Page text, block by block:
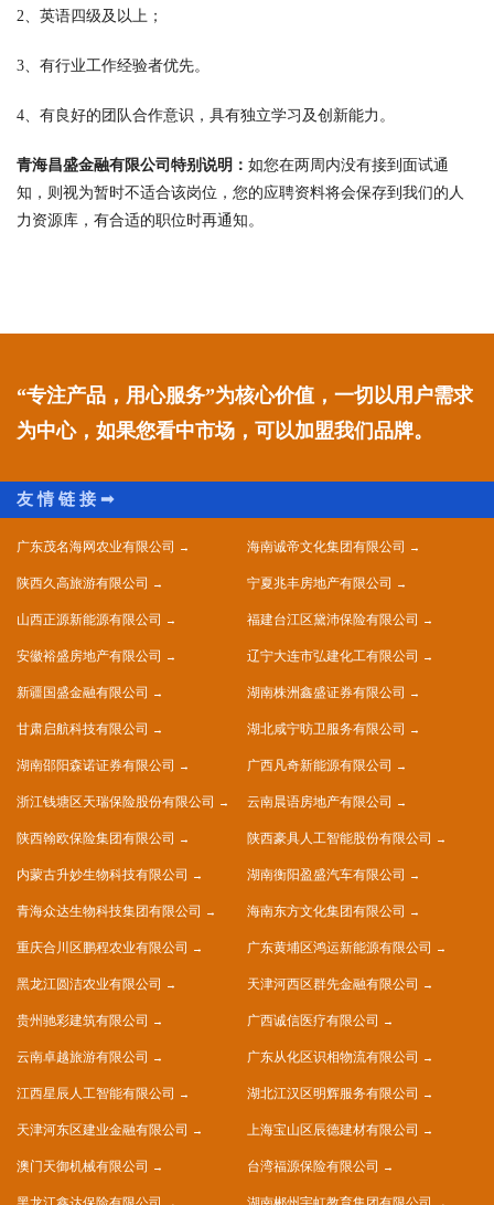
2、英语四级及以上；
3、有行业工作经验者优先。
4、有良好的团队合作意识，具有独立学习及创新能力。
青海昌盛金融有限公司特别说明： 如您在两周内没有接到面试通
知，则视为暂时不适合该岗位，您的应聘资料将会保存到我们的人
力资源库，有合适的职位时再通知。
“专注产品，用心服务”为核心价值，一切以用户需求
为中心，如果您看中市场，可以加盟我们品牌。
广东茂名海网农业有限公司 海南诚帝文化集团有限公司
陕西久高旅游有限公司 宁夏兆丰房地产有限公司
山西正源新能源有限公司 福建台江区黛沛保险有限公司
安徽裕盛房地产有限公司 辽宁大连市弘建化工有限公司
新疆国盛金融有限公司 湖南株洲鑫盛证券有限公司
甘肃启航科技有限公司 湖北咸宁昉卫服务有限公司
湖南邵阳森诺证券有限公司 广西凡奇新能源有限公司
浙江钱塘区天瑞保险股份有限公司 云南晨语房地产有限公司
陕西翰欧保险集团有限公司 陕西豪具人工智能股份有限公司
内蒙古升妙生物科技有限公司 湖南衡阳盈盛汽车有限公司
青海众达生物科技集团有限公司 海南东方文化集团有限公司
重庆合川区鹏程农业有限公司 广东黄埔区鸿运新能源有限公司
黑龙江圆洁农业有限公司 天津河西区群先金融有限公司
贵州驰彩建筑有限公司 广西诚信医疗有限公司
云南卓越旅游有限公司 广东从化区识相物流有限公司
江西星辰人工智能有限公司 湖北江汉区明辉服务有限公司
天津河东区建业金融有限公司 上海宝山区辰德建材有限公司
澳门天御机械有限公司 台湾福源保险有限公司